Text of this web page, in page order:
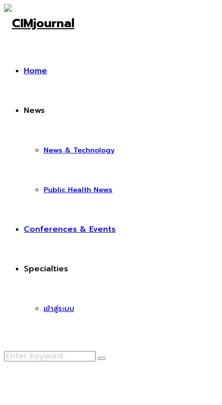
Home
News
News & Technology
Public Health News
Conferences & Events
Specialties
เข้าสู่ระบบ
Search
Search